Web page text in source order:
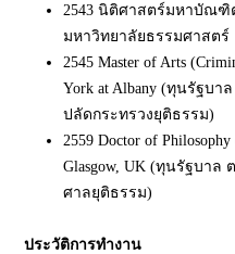
2543 นิติศาสตร์มหาบัณ
มหาวิทยาลัยธรรมศาสตร์
2545 Master of Arts
York at Albany (ทุนรัฐบ
ปลัดกระทรวงยุติธรรม)
2559 Doctor of
Glasgow, UK (ทุนรัฐบาล
ศาลยุติธรรม)
ประวัติการทำงาน